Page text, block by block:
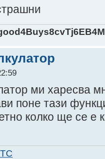
ми харесва
поне тази
колко ще се е